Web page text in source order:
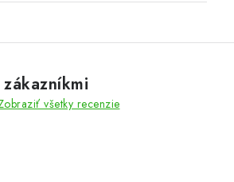
všetky recenzie